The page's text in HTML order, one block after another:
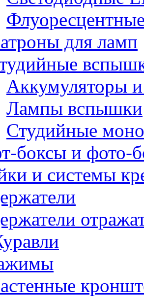
для ламп
Аккумуляторы
Лампы вспышки
Студийные
боксы и фото-
и системы